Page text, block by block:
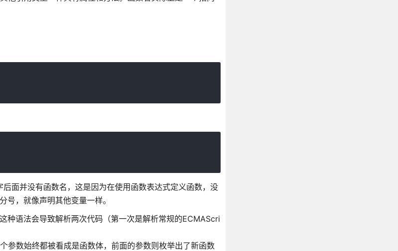
面并没有函数名，这是因为在使用函数表达式定义函数，没
，就像声明其他变量一样。
种语法会导致解析两次代码（第一次是解析常规的ECMAScri
参数始终都被看成是函数体，前面的参数则枚举出了新函数